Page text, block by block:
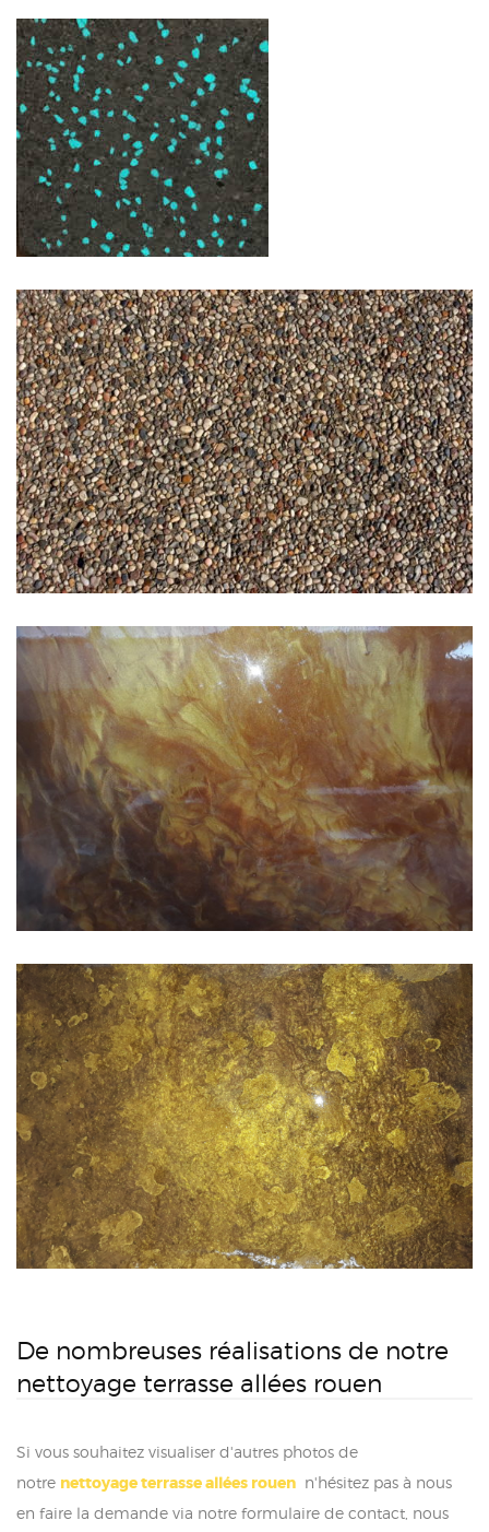
De nombreuses réalisations de notre
nettoyage terrasse allées rouen
Si vous souhaitez visualiser d'autres photos de
notre nettoyage terrasse allées rouen n'hésitez pas à nous
en faire la demande via notre formulaire de contact, nous